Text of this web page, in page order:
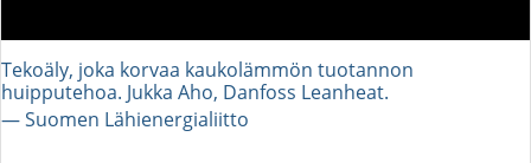
Tekoäly, joka korvaa kaukolämmön tuotannon
huipputehoa. Jukka Aho, Danfoss Leanheat.
― Suomen Lähienergialiitto